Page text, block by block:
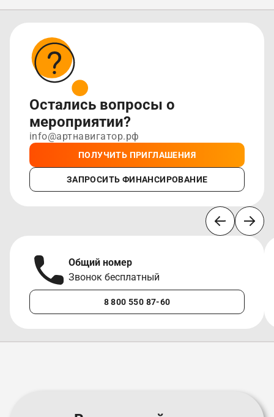
Остались вопросы о
мероприятии?
info@артнавигатор.рф
ПОЛУЧИТЬ ПРИГЛАШЕНИЯ
ЗАПРОСИТЬ ФИНАНСИРОВАНИЕ
Общий номер
Звонок бесплатный
8 800 550 87-60